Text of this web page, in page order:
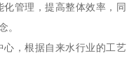
管理，提高整体效率，同
。
，根据自来水行业的工艺